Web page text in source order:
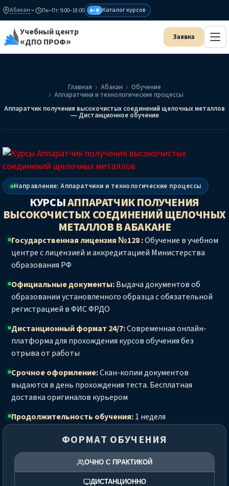
Абакан Пн–Пт: 9:00–18:00 А–Я Каталог курсов
Учебный центр
«ДПО ПРОФ»
Главная Абакан
Обучение
Аппаратчики и технологические процессы
Аппаратчик получения высокочистых соединений щелочных металлов
— Дистанционное обучение
Направление: Аппаратчики и технологические процессы
КУРСЫАППАРАТЧИК ПОЛУЧЕНИЯ
ВЫСОКОЧИСТЫХ СОЕДИНЕНИЙ ЩЕЛОЧНЫХ
МЕТАЛЛОВВ АБАКАНЕ
Государственная лицензия №128 :Обучение в учебном
центре с лицензией и аккредитацией Министерства
образования РФ
Официальные документы:Выдача документов об
образовании установленного образца с обязательной
регистрацией в ФИС ФРДО
Дистанционный формат 24/7:Современная онлайн-
платформа для прохождения курсов обучения без
отрыва от работы
Срочное оформление:Скан-копии документов
выдаются в день прохождения теста. Бесплатная
доставка оригиналов курьером
Продолжительность обучения:1 неделя
ФОРМАТ ОБУЧЕНИЯ
ОЧНО С ПРАКТИКОЙ
ДИСТАНЦИОННО